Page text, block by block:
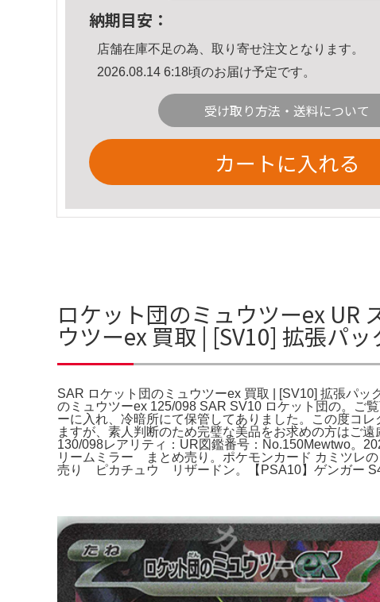
納期目安：
店舗在庫不足の為、取り寄せ注文となります。
2026.08.14 6:18頃のお届け予定です。
受け取り方法・送料について
カートに入れる
ロケット団のミュウツーex UR
ウツーex 買取 | [SV10] 拡張パ
SAR ロケット団のミュウツーex 買取 | [SV10] 拡張パ
のミュウツーex 125/098 SAR SV10 ロケット団の。ご
ーに入れ、冷暗所にて保管してありました。この度
ますが、素人判断のため完璧な美品をお求めの方は
130/098​レアリティ：UR​図鑑番号：No.150Mewtwo。
リームミラー まとめ売り。ポケモンカード カミツレ
売り ピカチュウ リザードン。【PSA10】ゲンガー